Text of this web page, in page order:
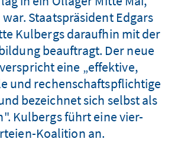
Staatspräsident Edgars
Kulbergs daraufhin mit der
beauftragt. Der neue
eine „effektive,
und rechenschaftspflichtige
bezeichnet sich selbst als
Kulbergs führt eine vier-
Koalition an.